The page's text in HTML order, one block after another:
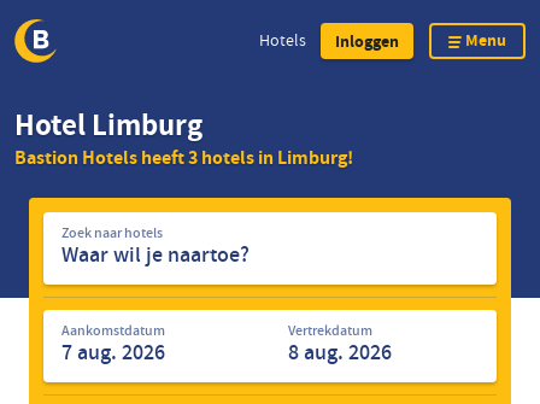
naar
inhoud
Hotels Inloggen Menu
Hotel Limburg
Bastion Hotels heeft 3 hotels in Limburg!
Zoek
naar
hotels
Zoek naar hotels
Aankomstdatum Vertrekdatum